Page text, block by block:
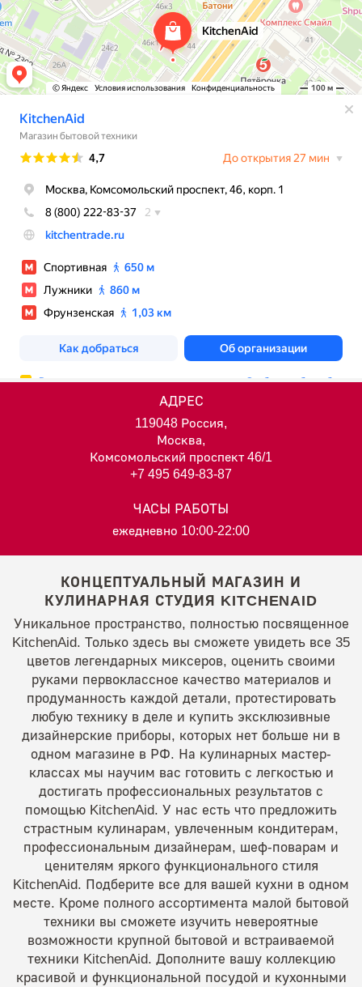
АДРЕС
119048 Россия,
Москва,
Комсомольский проспект 46/1
+7 495 649-83-87
ЧАСЫ РАБОТЫ
ежедневно 10:00-22:00
КОНЦЕПТУАЛЬНЫЙ МАГАЗИН И
КУЛИНАРНАЯ СТУДИЯ KITCHENAID
Уникальное пространство, полностью посвященное
KitchenAid. Только здесь вы сможете увидеть все 35
цветов легендарных миксеров, оценить своими
руками первоклассное качество материалов и
продуманность каждой детали, протестировать
любую технику в деле и купить эксклюзивные
дизайнерские приборы, которых нет больше ни в
одном магазине в РФ. На кулинарных мастер-
классах мы научим вас готовить с легкостью и
достигать профессиональных результатов с
помощью KitchenAid. У нас есть что предложить
страстным кулинарам, увлеченным кондитерам,
профессиональным дизайнерам, шеф-поварам и
ценителям яркого функционального стиля
KitchenAid. Подберите все для вашей кухни в одном
месте. Кроме полного ассортимента малой бытовой
техники вы сможете изучить невероятные
возможности крупной бытовой и встраиваемой
техники KitchenAid. Дополните вашу коллекцию
красивой и функциональной посудой и кухонными